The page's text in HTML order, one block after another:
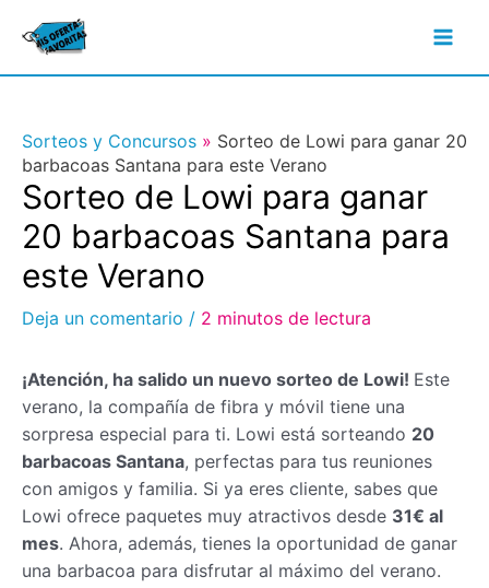
Sorteos y Concursos » Sorteo de Lowi para ganar 20
barbacoas Santana para este Verano
Sorteo de Lowi para ganar
20 barbacoas Santana para
este Verano
Deja un comentario / 2 minutos de lectura
¡Atención, ha salido un nuevo sorteo de Lowi! Este
verano, la compañía de fibra y móvil tiene una
sorpresa especial para ti. Lowi está sorteando 20
barbacoas Santana, perfectas para tus reuniones
con amigos y familia. Si ya eres cliente, sabes que
Lowi ofrece paquetes muy atractivos desde 31€ al
mes. Ahora, además, tienes la oportunidad de ganar
una barbacoa para disfrutar al máximo del verano.